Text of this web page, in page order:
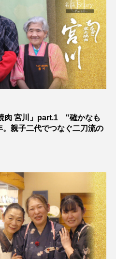
肉 宮川」part.1 ‟確かなも
。親子二代でつなぐ二刀流の